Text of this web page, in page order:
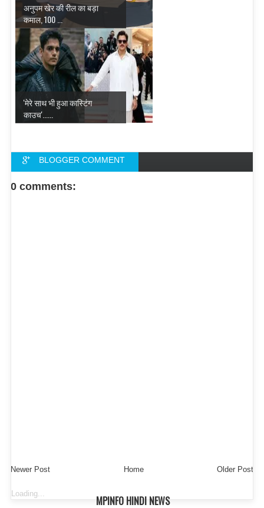
अनुपम खेर की रील का बड़ा
कमाल, 100 ...
'मेरे साथ भी हुआ कास्टिंग
काउच'......
BLOGGER COMMENT
FACEBOOK COMMENT
0 comments:
Newer Post Older Post
Home
MPINFO HINDI NEWS
Loading...